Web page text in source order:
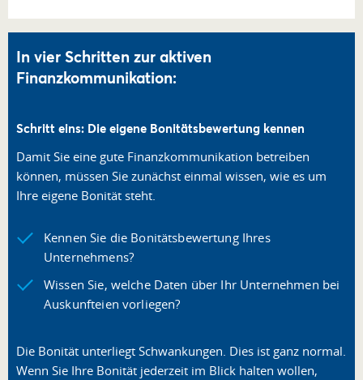
In vier Schritten zur aktiven
Finanzkommunikation:
Schritt eins: Die eigene Bonitätsbewertung kennen
Damit Sie eine gute Finanzkommunikation betreiben
können, müssen Sie zunächst einmal wissen, wie es um
Ihre eigene Bonität steht.
Kennen Sie die Bonitätsbewertung Ihres
Unternehmens?
Wissen Sie, welche Daten über Ihr Unternehmen bei
Auskunfteien vorliegen?
Die Bonität unterliegt Schwankungen. Dies ist ganz normal.
Wenn Sie Ihre Bonität jederzeit im Blick halten wollen,